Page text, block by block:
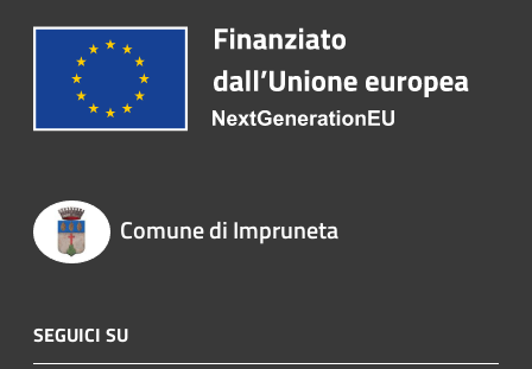
Comune di Impruneta
SEGUICI SU